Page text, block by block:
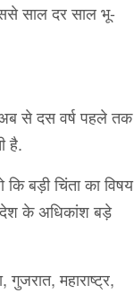
साल दर साल भू-
से दस वर्ष पहले तक
है.
बड़ी चिंता का विषय
देश के अधिकांश बड़े
महाराष्ट्र,